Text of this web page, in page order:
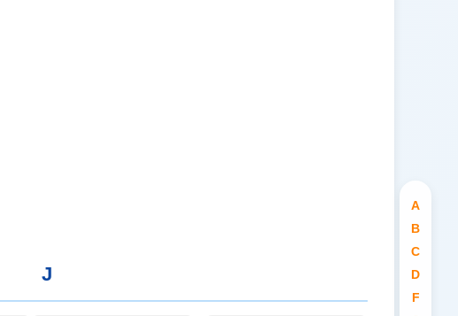
J
A
B
C
D
F